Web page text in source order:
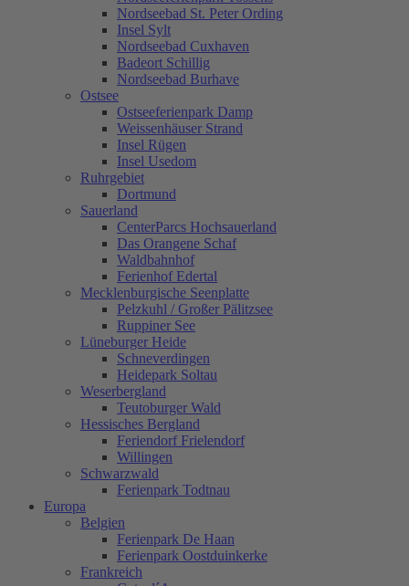
Nordseebad St. Peter Ording
Insel Sylt
Nordseebad Cuxhaven
Badeort Schillig
Nordseebad Burhave
Ostsee
Ostseeferienpark Damp
Weissenhäuser Strand
Insel Rügen
Insel Usedom
Ruhrgebiet
Dortmund
Sauerland
CenterParcs Hochsauerland
Das Orangene Schaf
Waldbahnhof
Ferienhof Edertal
Mecklenburgische Seenplatte
Pelzkuhl / Großer Pälitzsee
Ruppiner See
Lüneburger Heide
Schneverdingen
Heidepark Soltau
Weserbergland
Teutoburger Wald
Hessisches Bergland
Feriendorf Frielendorf
Willingen
Schwarzwald
Ferienpark Todtnau
Europa
Belgien
Ferienpark De Haan
Ferienpark Oostduinkerke
Frankreich